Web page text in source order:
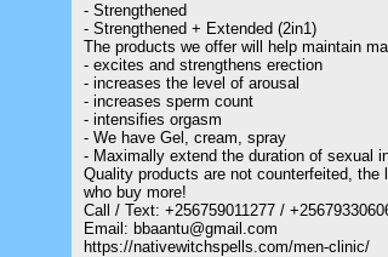
- Strengthened
- Strengthened + Extended (2in1)
The products we offer will help maintain
- excites and strengthens erection
- increases the level of arousal
- increases sperm count
- intensifies orgasm
- We have Gel, cream, spray
- Maximally extend the duration of sexual
Quality products are not counterfeited,
who buy more!
Call / Text: +256759011277 /
Email: bbaantu@gmail.com
https://nativewitchspells.com/men-clinic/